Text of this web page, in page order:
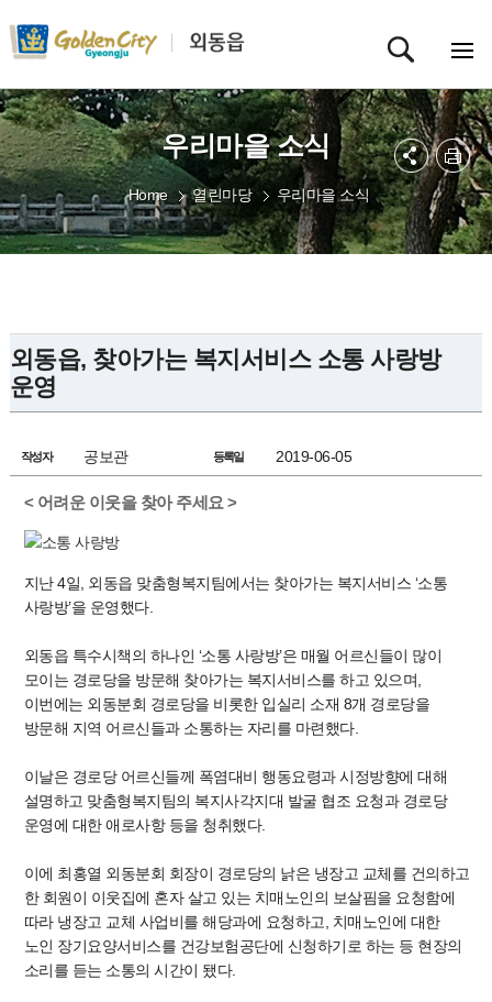
우리마을 소식
Home 열린마당 우리마을 소식
외동읍, 찾아가는 복지서비스 소통 사랑방
운영
작성자 공보관 등록일 2019-06-05
< 어려운 이웃을 찾아 주세요 >
지난 4일, 외동읍 맞춤형복지팀에서는 찾아가는 복지서비스 ‘소통
사랑방’을 운영했다.
외동읍 특수시책의 하나인 ‘소통 사랑방’은 매월 어르신들이 많이
모이는 경로당을 방문해 찾아가는 복지서비스를 하고 있으며,
이번에는 외동분회 경로당을 비롯한 입실리 소재 8개 경로당을
방문해 지역 어르신들과 소통하는 자리를 마련했다.
이날은 경로당 어르신들께 폭염대비 행동요령과 시정방향에 대해
설명하고 맞춤형복지팀의 복지사각지대 발굴 협조 요청과 경로당
운영에 대한 애로사항 등을 청취했다.
이에 최홍열 외동분회 회장이 경로당의 낡은 냉장고 교체를 건의하고
한 회원이 이웃집에 혼자 살고 있는 치매노인의 보살핌을 요청함에
따라 냉장고 교체 사업비를 해당과에 요청하고, 치매노인에 대한
노인 장기요양서비스를 건강보험공단에 신청하기로 하는 등 현장의
소리를 듣는 소통의 시간이 됐다.